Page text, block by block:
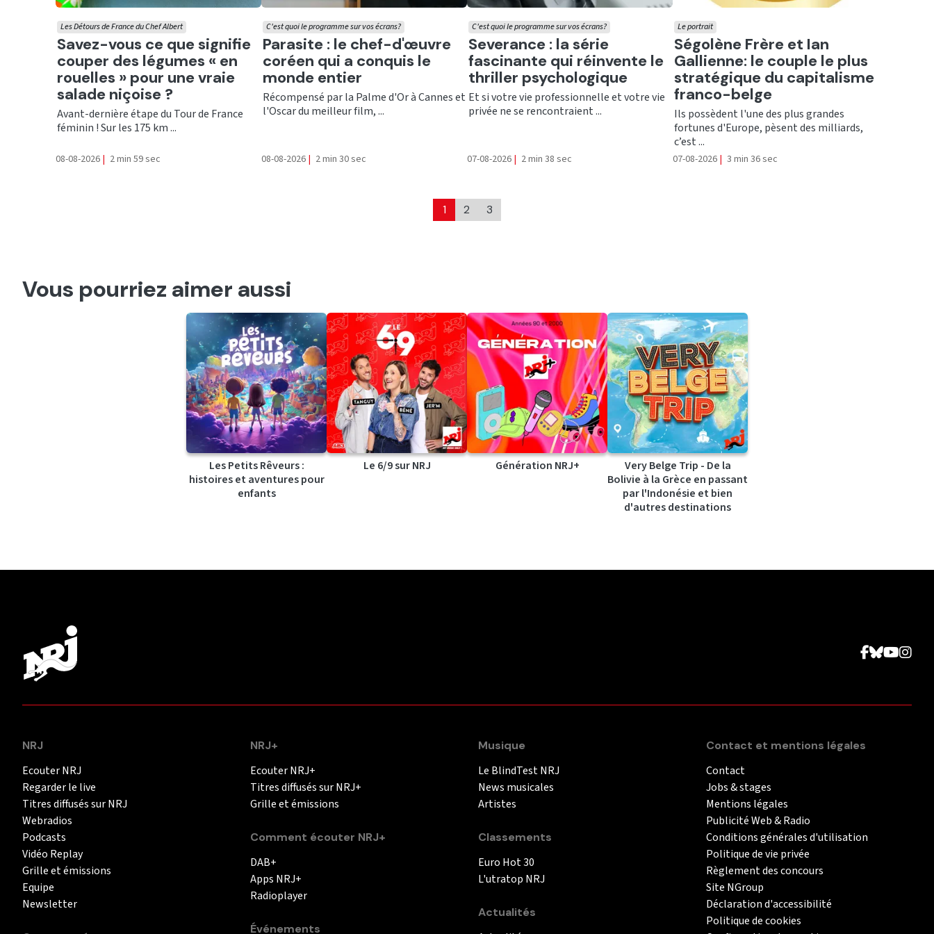
Ecouter
Savez-vous ce que signifie
couper des légumes « en
rouelles » pour une vraie
salade niçoise ?
Les Détours de France du Chef Albert
Avant-dernière étape du Tour de France
féminin ! Sur les 175 km ...
08-08-2026 | 2 min 59 sec
Ecouter
Parasite : le chef-d'œuvre
coréen qui a conquis le
monde entier
C'est quoi le programme sur vos écrans?
Récompensé par la Palme d'Or à Cannes et
l'Oscar du meilleur film, ...
08-08-2026 | 2 min 30 sec
Ecouter
Severance : la série
fascinante qui réinvente le
thriller psychologique
C'est quoi le programme sur vos écrans?
Et si votre vie professionnelle et votre vie
privée ne se rencontraient ...
07-08-2026 | 2 min 38 sec
Ecouter
Ségolène Frère et Ian
Gallienne: le couple le plus
stratégique du capitalisme
franco-belge
Le portrait
Ils possèdent l'une des plus grandes
fortunes d'Europe, pèsent des milliards,
c’est ...
07-08-2026 | 3 min 36 sec
1 2 3
Vous pourriez aimer aussi
Les Petits Rêveurs :
histoires et aventures pour
enfants
Le 6/9 sur NRJ Génération NRJ+
Very Belge Trip - De la
Bolivie à la Grèce en passant
par l'Indonésie et bien
d'autres destinations
NRJ
Ecouter NRJ
Regarder le live
Titres diffusés sur NRJ
Webradios
Podcasts
Vidéo Replay
Grille et émissions
Equipe
Newsletter
NRJ+
Ecouter NRJ+
Titres diffusés sur NRJ+
Grille et émissions
Comment écouter NRJ+
DAB+
Apps NRJ+
Radioplayer
Événements
Musique
Le BlindTest NRJ
News musicales
Artistes
Classements
Euro Hot 30
L'utratop NRJ
Actualités
Contact et mentions légales
Contact
Jobs & stages
Mentions légales
Publicité Web & Radio
Conditions générales d'utilisation
Politique de vie privée
Règlement des concours
Site NGroup
Déclaration d'accessibilité
Politique de cookies